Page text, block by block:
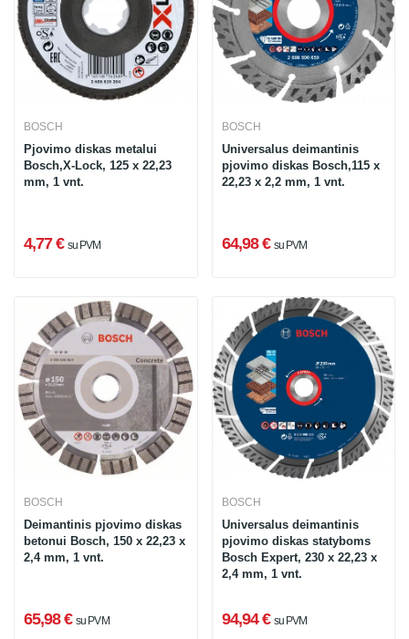
BOSCH
Pjovimo diskas metalui
Bosch,X-Lock, 125 x 22,23
mm, 1 vnt.
4,77 € su PVM
BOSCH
Universalus deimantinis
pjovimo diskas Bosch,115 x
22,23 x 2,2 mm, 1 vnt.
64,98 € su PVM
BOSCH
Deimantinis pjovimo diskas
betonui Bosch, 150 x 22,23 x
2,4 mm, 1 vnt.
65,98 € su PVM
BOSCH
Universalus deimantinis
pjovimo diskas statyboms
Bosch Expert, 230 x 22,23 x
2,4 mm, 1 vnt.
94,94 € su PVM